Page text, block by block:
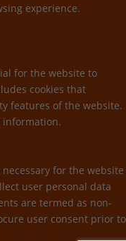
experience.
for the website to
cookies that
features of the website.
information.
for the website
user personal data
are termed as non-
user consent prior to